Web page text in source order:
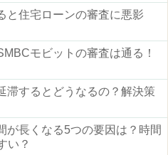
と住宅ローンの審査に悪影
モビットの審査は通る！
滞するとどうなるの？解決策
が長くなる5つの要因は？時間
い？